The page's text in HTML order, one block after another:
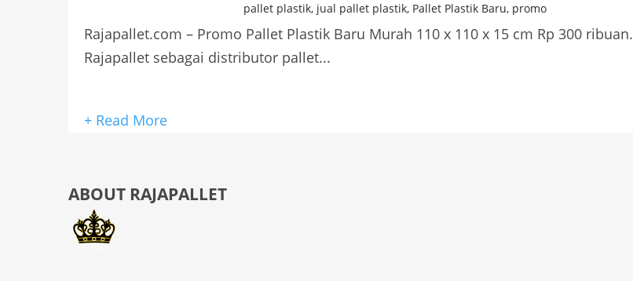
pallet plastik, jual pallet plastik, Pallet Plastik Baru, promo
Rajapallet.com – Promo Pallet Plastik Baru Murah 110 x 110 x 15 cm Rp 300 ribuan.
Rajapallet sebagai distributor pallet...
+ Read More
ABOUT RAJAPALLET